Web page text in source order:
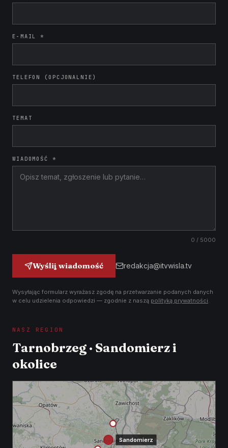
E-MAIL *
TELEFON (OPCJONALNIE)
TEMAT
WIADOMOŚĆ *
0 / 5000
Wyślij wiadomość redakcja@itvwisla.tv
Wysyłając formularz wyrażasz zgodę na przetwarzanie podanych danych
w celu udzielenia odpowiedzi — zgodnie z naszą polityką prywatności.
NASZ REGION
Tarnobrzeg · Sandomierz i
okolice
Sandomierz